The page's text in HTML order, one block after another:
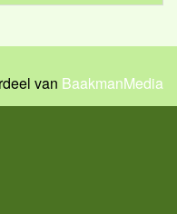
van BaakmanMedia